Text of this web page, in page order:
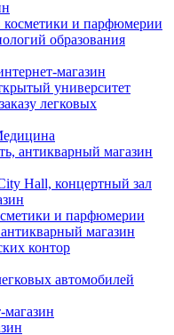
косметики и парфюмерии
образования
магазин
университет
легковых
антикварный магазин
Hall, концертный зал
и парфюмерии
магазин
контор
автомобилей